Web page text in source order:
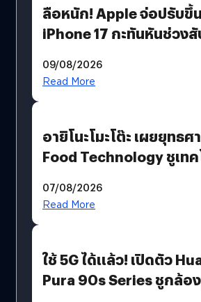
ลือหนัก! Apple จ่อปรับขึ้
iPhone 17 กะทันหันช่วงสั
09/08/2026
Read More
อายิโนะโมะโต๊ะ เผยยุทธศ
Food Technology ชูเทค
บริโภคและ B2B
07/08/2026
Read More
ใช้ 5G ได้แล้ว! เปิดตัว
Pura 90s Series ชูกล้อ